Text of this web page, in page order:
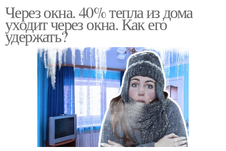
Через окна. 40% тепла из дома
уходит через окна. Как его
удержать?